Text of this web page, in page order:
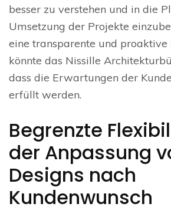
besser zu verstehen und in die
Umsetzung der Projekte
eine transparente und
könnte das Nissille
dass die Erwartungen der
erfüllt werden.
Begrenzte
der Anpassung
Designs nach
Kundenwunsch